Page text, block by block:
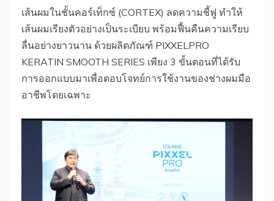
เส้นผมในชั้นคอร์เท็กซ์ (CORTEX) ลดความชี้ฟู ทำให้
เส้นผมเรียงตัวอย่างเป็นระเบียบ พร้อมฟื้นคืนความเรียบ
ลื่นอย่างยาวนาน ด้วยผลิตภัณฑ์ PIXXELPRO
KERATIN SMOOTH SERIES เพียง 3 ขั้นตอนที่ได้รับ
การออกแบบมาเพื่อตอบโจทย์การใช้งานของช่างผมมือ
อาชีพโดยเฉพาะ